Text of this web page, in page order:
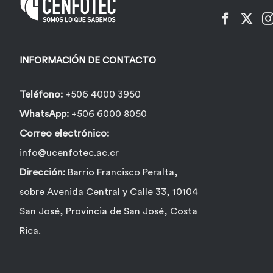
INFORMACIÓN DE CONTACTO
Teléfono: +506 4000 3950
WhatsApp: +506 6000 8050
Correo electrónico:
info@ucenfotec.ac.cr
Dirección: Barrio Francisco Peralta,
sobre Avenida Central y Calle 33, 10104
San José, Provincia de San José, Costa
Rica.